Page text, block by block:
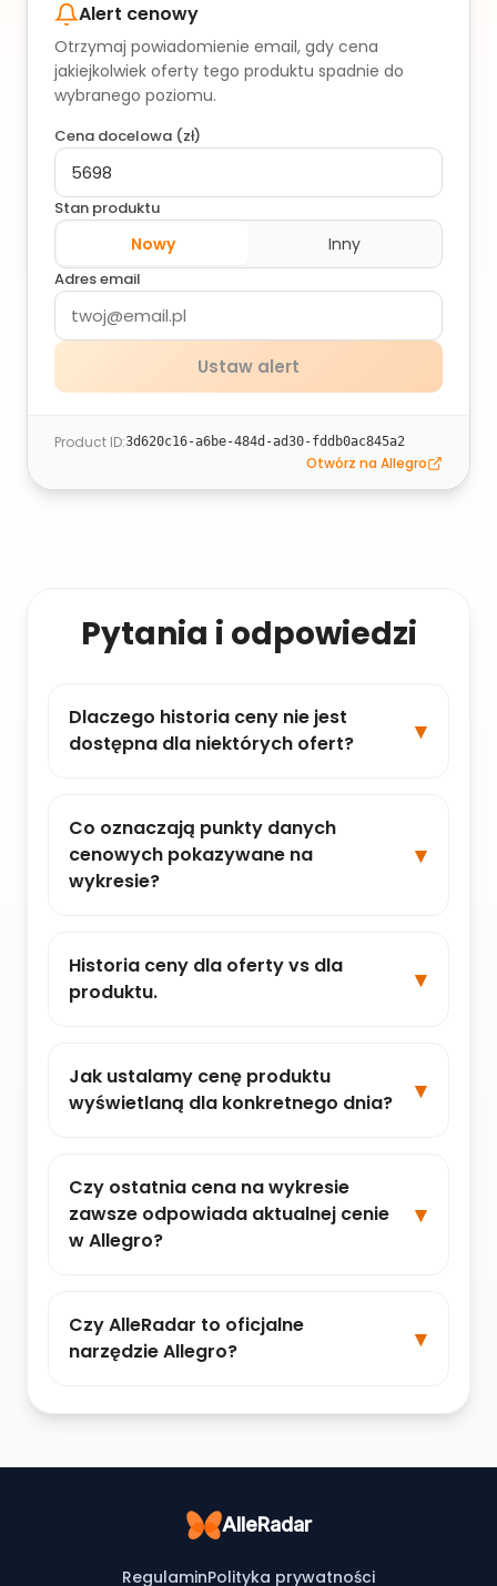
Alert cenowy
Otrzymaj powiadomienie email, gdy cena
jakiejkolwiek oferty tego produktu spadnie do
wybranego poziomu.
Cena docelowa (zł)
Stan produktu
Nowy Inny
Adres email
Ustaw alert
Product ID:3d620c16-a6be-484d-ad30-fddb0ac845a2
Otwórz na Allegro
Pytania i odpowiedzi
Dlaczego historia ceny nie jest
dostępna dla niektórych ofert?
Co oznaczają punkty danych
cenowych pokazywane na
wykresie?
Historia ceny dla oferty vs dla
produktu.
Jak ustalamy cenę produktu
wyświetlaną dla konkretnego dnia?
Czy ostatnia cena na wykresie
zawsze odpowiada aktualnej cenie
w Allegro?
Czy AlleRadar to oficjalne
narzędzie Allegro?
AlleRadar
RegulaminPolityka prywatności